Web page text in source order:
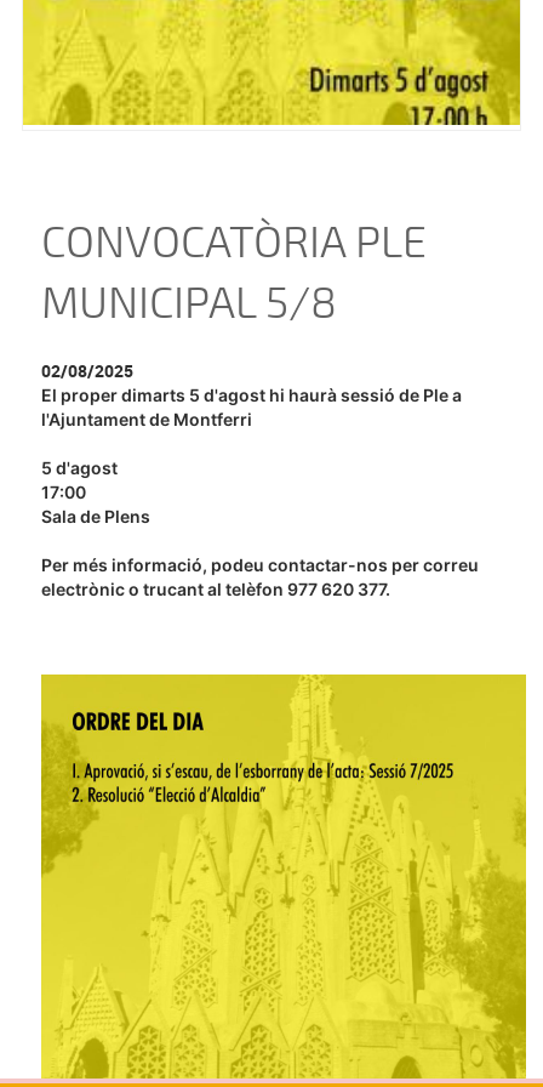
CONVOCATÒRIA PLE
MUNICIPAL 5/8
02/08/2025
El proper dimarts 5 d'agost hi haurà sessió de Ple a
l'Ajuntament de Montferri
5 d'agost
17:00
Sala de Plens
Per més informació, podeu contactar-nos per correu
electrònic o trucant al telèfon 977 620 377.